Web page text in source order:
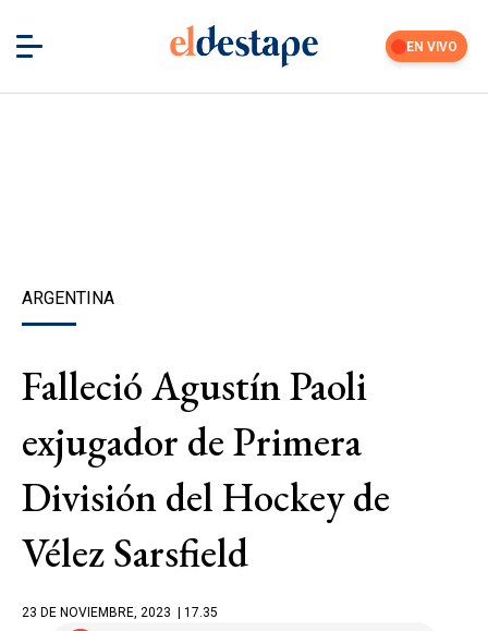
EN VIVO
ARGENTINA
Falleció Agustín Paoli
exjugador de Primera
División del Hockey de
Vélez Sarsfield
23 DE NOVIEMBRE, 2023 | 17.35